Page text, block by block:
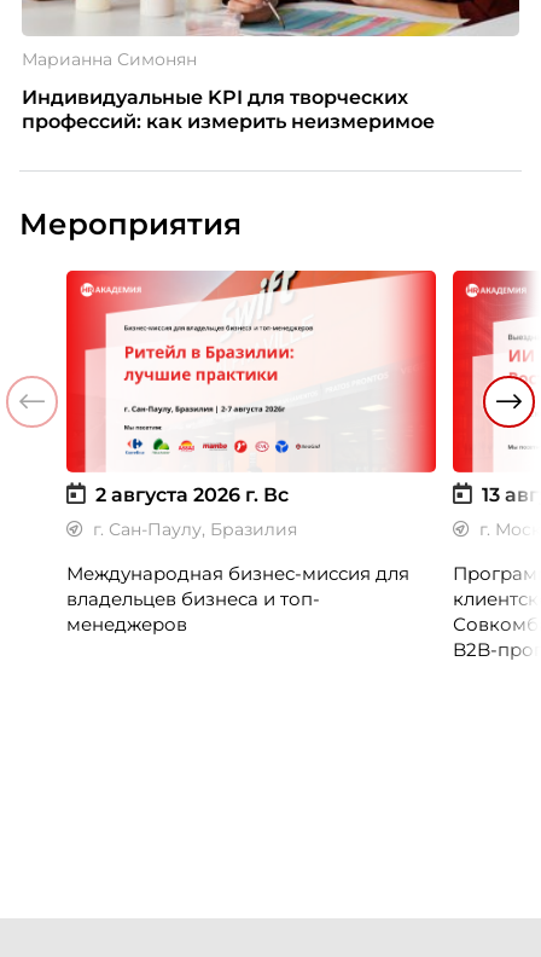
Марианна Симонян
Индивидуальные KPI для творческих
профессий: как измерить неизмеримое
Мероприятия
2 августа 2026 г. Вс
г. Сан-Паулу, Бразилия
Международная бизнес-миссия для
владельцев бизнеса и топ-
менеджеров
13
г.
B2B-